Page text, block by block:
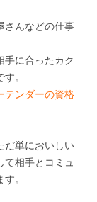
さんなどの仕事
手に合ったカク
。
テンダーの資格
だ単においしい
て相手とコミュ
。